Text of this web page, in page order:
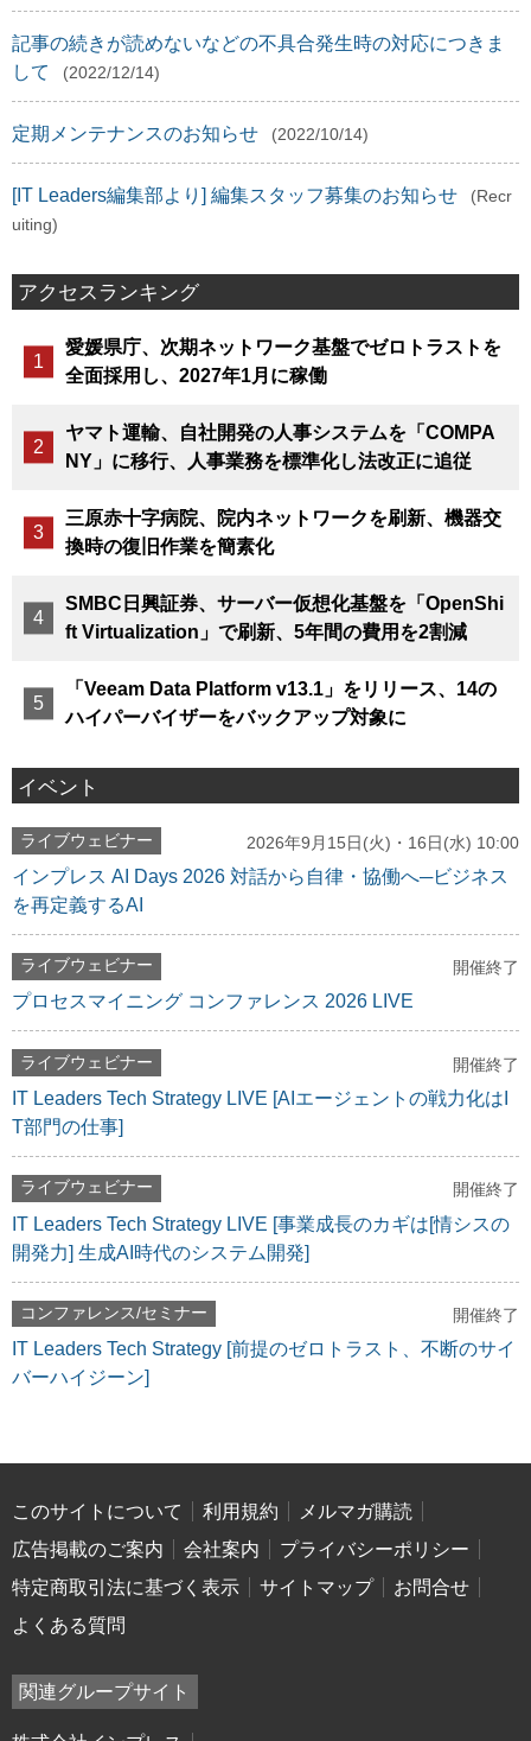
記事の続きが読めないなどの不具合発生時の対応につきま
して
(2022/12/14)
定期メンテナンスのお知らせ (2022/10/14)
[IT Leaders編集部より] 編集スタッフ募集のお知らせ
(Recr
uiting)
アクセスランキング
愛媛県庁、次期ネットワーク基盤でゼロトラストを
全面採用し、2027年1月に稼働
ヤマト運輸、自社開発の人事システムを「COMPA
NY」に移行、人事業務を標準化し法改正に追従
三原赤十字病院、院内ネットワークを刷新、機器交
換時の復旧作業を簡素化
SMBC日興証券、サーバー仮想化基盤を「OpenShi
ft Virtualization」で刷新、5年間の費用を2割減
「Veeam Data Platform v13.1」をリリース、14の
ハイパーバイザーをバックアップ対象に
イベント
ライブウェビナー 2026年9月15日(火)・16日(水) 10:00
インプレス AI Days 2026 対話から自律・協働へ─ビジネス
を再定義するAI
ライブウェビナー 開催終了
プロセスマイニング コンファレンス 2026 LIVE
ライブウェビナー 開催終了
IT Leaders Tech Strategy LIVE [AIエージェントの戦力化はI
T部門の仕事]
ライブウェビナー 開催終了
IT Leaders Tech Strategy LIVE [事業成長のカギは[情シスの
開発力] 生成AI時代のシステム開発]
コンファレンス/セミナー 開催終了
IT Leaders Tech Strategy [前提のゼロトラスト、不断のサイ
バーハイジーン]
このサイトについて 利用規約
メルマガ購読
広告掲載のご案内
会社案内
プライバシーポリシー
特定商取引法に基づく表示
サイトマップ
お問合せ
よくある質問
関連グループサイト